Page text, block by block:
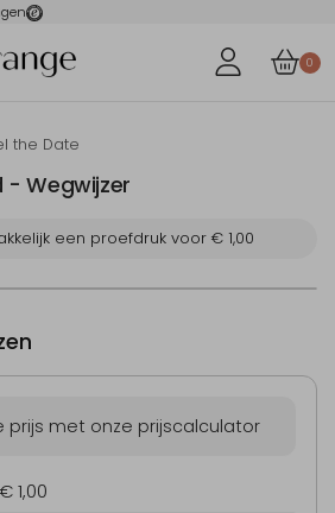
0
the Date
Wegwijzer
een proefdruk voor € 1,00
prijs met onze prijscalculator
1,00